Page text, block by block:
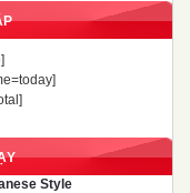
Style